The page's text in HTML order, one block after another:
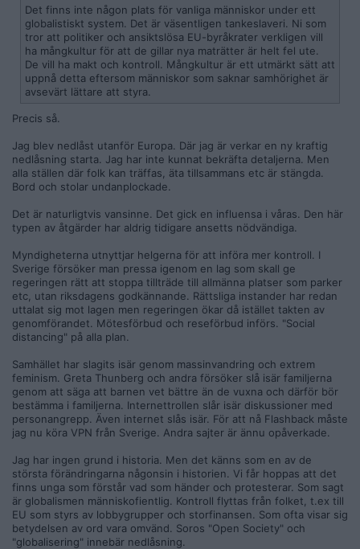
Det finns inte någon plats för vanliga människor under ett
globalistiskt system. Det är väsentligen tankeslaveri. Ni som
tror att politiker och ansiktslösa EU-byråkrater verkligen vill
ha mångkultur för att de gillar nya maträtter är helt fel ute.
De vill ha makt och kontroll. Mångkultur är ett utmärkt sätt att
uppnå detta eftersom människor som saknar samhörighet är
avsevärt lättare att styra.
Precis så.
Jag blev nedlåst utanför Europa. Där jag är verkar en ny kraftig
nedlåsning starta. Jag har inte kunnat bekräfta detaljerna. Men
alla ställen där folk kan träffas, äta tillsammans etc är stängda.
Bord och stolar undanplockade.
Det är naturligtvis vansinne. Det gick en influensa i våras. Den här
typen av åtgärder har aldrig tidigare ansetts nödvändiga.
Myndigheterna utnyttjar helgerna för att införa mer kontroll. I
Sverige försöker man pressa igenom en lag som skall ge
regeringen rätt att stoppa tillträde till allmänna platser som parker
etc, utan riksdagens godkännande. Rättsliga instander har redan
uttalat sig mot lagen men regeringen ökar då istället takten av
genomförandet. Mötesförbud och reseförbud införs. "Social
distancing" på alla plan.
Samhället har slagits isär genom massinvandring och extrem
feminism. Greta Thunberg och andra försöker slå isär familjerna
genom att säga att barnen vet bättre än de vuxna och därför bör
bestämma i familjerna. Internettrollen slår isär diskussioner med
personangrepp. Även internet slås isär. För att nå Flashback måste
jag nu köra VPN från Sverige. Andra sajter är ännu opåverkade.
Jag har ingen grund i historia. Men det känns som en av de
största förändringarna någonsin i historien. Vi får hoppas att det
finns unga som förstår vad som händer och protesterar. Som sagt
är globalismen människofientlig. Kontroll flyttas från folket, t.ex till
EU som styrs av lobbygrupper och storfinansen. Som ofta visar sig
betydelsen av ord vara omvänd. Soros "Open Society" och
"globalisering" innebär nedlåsning.